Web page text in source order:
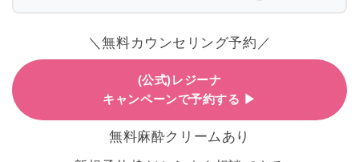
＼無料カウンセリング予約／
(公式)レジーナ
キャンペーンで予約する ▶
無料麻酔クリームあり